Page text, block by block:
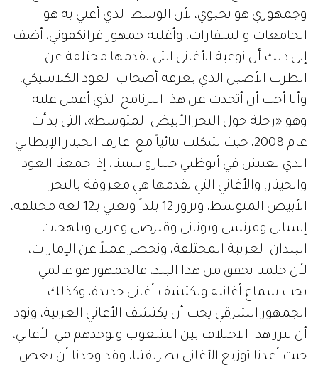
وجمهوري هو نخبوي، لأن الوسط الذي أغني به هو
الجامعات والسفارات، وأغلبه جمهور فرانكفوني، أضف
إلى ذلك أن نوعية الأغاني التي نقدمها مختلفة عن
الطرب الأصيل الذي يعرفه أصحاب العود الكلاسيكي،
وأنا أحب أن أتحدث عن هذا البرنامج الذي أعمل عليه
وهو «رحلة حول البحر الأبيض المتوسط»، التي بدأت
عام 2008، حيث شكلت ثنائياً مع عازف الجيتار الإيطالي
الذي يعيش في أبوظبي جينارو سيينا، إذ جمعنا العود
والجيتار، والأغاني التي نقدمها هي معروفة بالبحر
الأبيض المتوسط، ونزور 12 بلداً ونغني بـ12 لغة مختلفة،
إسباني وفرنسي ويوناني وقبرصي وعربي وبلهجات
البلدان العربية المختلفة، ونحضر عملاً عن الإمارات،
لأن حلمنا تحقق من هذا البلد، فالجمهور هو عالمي
يحب سماع أغانيه ويكتشف أغاني جديدة، وكذلك
الجمهور الشرقي يحب أن يكتشف الأغاني الغربية، ونود
أن نبرز هذا الاختلاف بين الشعوب وتوحدهم في الأغاني،
حيث أعدنا توزيع الأغاني بطريقتنا، وقد وجدنا أن بعض